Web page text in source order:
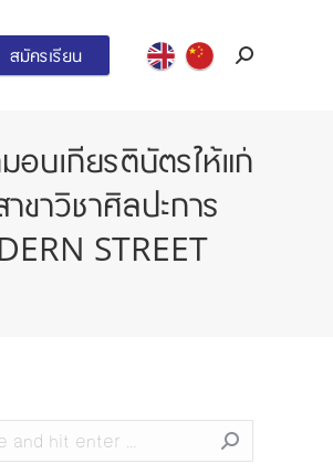
สมัครเรียน Search:
บเกียรติบัตรให้แก่
าวิชาศิลปะการ
STREET